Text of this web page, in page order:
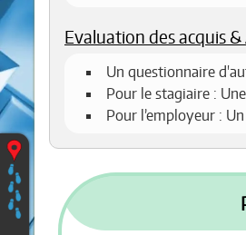
Vous
Accueil
Evaluation des acquis
Un questionnaire
Pour le stagiaire :
Pour l’employeur :